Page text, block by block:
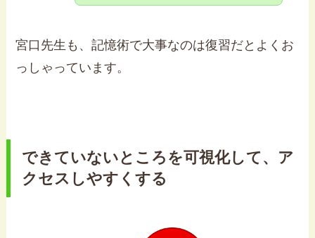
宮口先生も、記憶術で大事なのは復習だとよくお
っしゃっています。
できていないところを可視化して、ア
クセスしやすくする